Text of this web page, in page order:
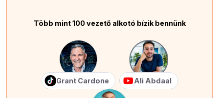
Több mint 100 vezető alkotó bízik bennünk
Grant Cardone Ali Abdaal